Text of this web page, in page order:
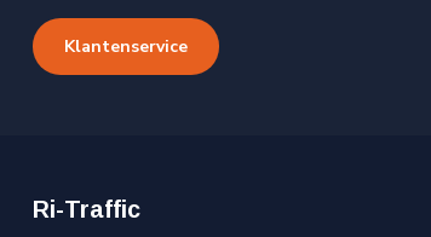
Klantenservice
Ri-Traffic